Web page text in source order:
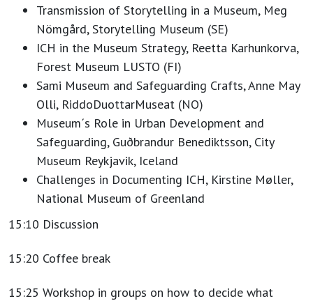
Transmission of Storytelling in a Museum, Meg
Nömgård, Storytelling Museum (SE)
ICH in the Museum Strategy, Reetta Karhunkorva,
Forest Museum LUSTO (FI)
Sami Museum and Safeguarding Crafts, Anne May
Olli, RiddoDuottarMuseat (NO)
Museum´s Role in Urban Development and
Safeguarding, Guðbrandur Benediktsson, City
Museum Reykjavik, Iceland
Challenges in Documenting ICH, Kirstine Møller,
National Museum of Greenland
15:10 Discussion
15:20 Coffee break
15:25 Workshop in groups on how to decide what